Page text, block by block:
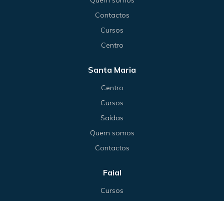
Contactos
Cursos
Centro
Santa Maria
Centro
Cursos
Saídas
Quem somos
Contactos
Faial
Cursos